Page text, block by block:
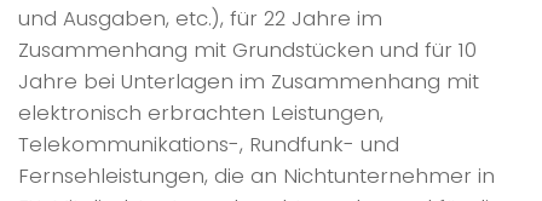
und Ausgaben, etc.), für 22 Jahre im
Zusammenhang mit Grundstücken und für 10
Jahre bei Unterlagen im Zusammenhang mit
elektronisch erbrachten Leistungen,
Telekommunikations-, Rundfunk- und
Fernsehleistungen, die an Nichtunternehmer in